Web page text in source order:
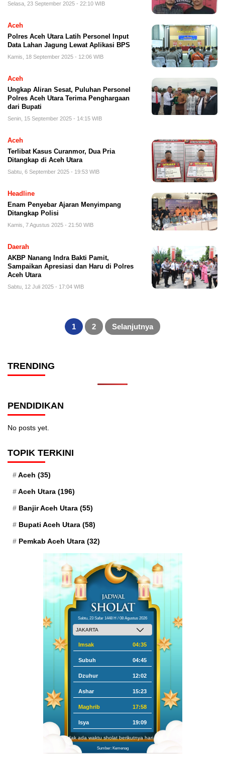
Selasa, 23 September 2025 - 22:10 WIB
Aceh
Polres Aceh Utara Latih Personel Input
Data Lahan Jagung Lewat Aplikasi BPS
Kamis, 18 September 2025 - 12:06 WIB
Aceh
Ungkap Aliran Sesat, Puluhan Personel
Polres Aceh Utara Terima Penghargaan
dari Bupati
Senin, 15 September 2025 - 14:15 WIB
Aceh
Terlibat Kasus Curanmor, Dua Pria
Ditangkap di Aceh Utara
Sabtu, 6 September 2025 - 19:53 WIB
Headline
Enam Penyebar Ajaran Menyimpang
Ditangkap Polisi
Kamis, 7 Agustus 2025 - 21:50 WIB
Daerah
AKBP Nanang Indra Bakti Pamit,
Sampaikan Apresiasi dan Haru di Polres
Aceh Utara
Sabtu, 12 Juli 2025 - 17:04 WIB
Paginasi
1 2 Selanjutnya
TRENDING
PENDIDIKAN
No posts yet.
TOPIK TERKINI
Aceh (35)
Aceh Utara (196)
Banjir Aceh Utara (55)
Bupati Aceh Utara (58)
Pemkab Aceh Utara (32)
Sabtu, 23 Safar 1448 H / 08 Agustus 2026
Imsak 04:35
Subuh 04:45
Dzuhur 12:02
Ashar 15:23
Maghrib 17:58
Isya 19:09
Tidak ada waktu sholat berikutnya hari ini.
Sumber: Kemenag